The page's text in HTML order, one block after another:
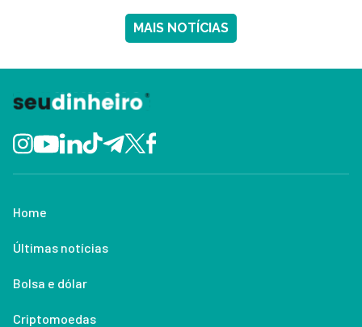
MAIS NOTÍCIAS
Home
Últimas notícias
Bolsa e dólar
Criptomoedas